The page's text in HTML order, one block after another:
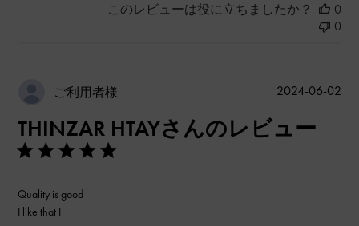
このレビューは役に立ちましたか？
0
0
ご利用者様
THINZAR HTAYさんのレビュー
Quality is good
I like that I
公
2024-06-02